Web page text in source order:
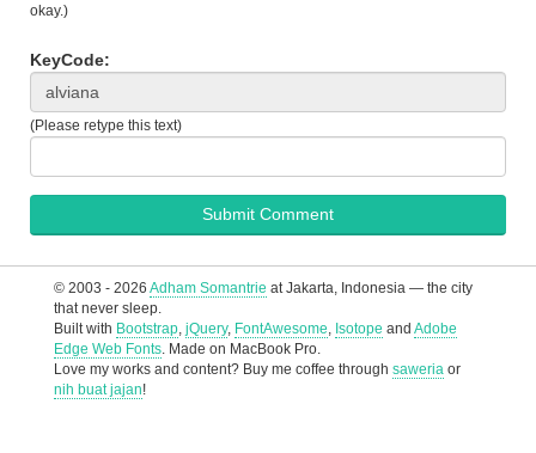
okay.)
KeyCode:
(Please retype this text)
© 2003 - 2026 Adham Somantrie at Jakarta, Indonesia — the city
that never sleep.
Built with Bootstrap, jQuery, FontAwesome, Isotope and Adobe
Edge Web Fonts. Made on MacBook Pro.
Love my works and content? Buy me coffee through saweria or
nih buat jajan!